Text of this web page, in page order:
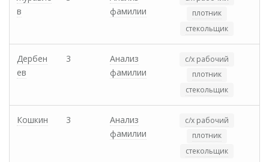
в
фамилии
плотник
стекольщик
Дербен
ев
3
Анализ
фамилии
с/х рабочий
плотник
стекольщик
Кошкин 3
Анализ
фамилии
с/х рабочий
плотник
стекольщик